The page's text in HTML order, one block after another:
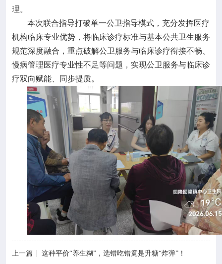
理。
本次联合指导打破单一公卫指导模式，充分发挥医疗
机构临床专业优势，将临床诊疗标准与基本公共卫生服务
规范深度融合，重点破解公卫服务与临床诊疗衔接不畅、
慢病管理医疗专业性不足等问题，实现公卫服务与临床诊
疗双向赋能、同步提质。
上一篇
这种平价“养生糊”，选错吃错竟是升糖“炸弹”！